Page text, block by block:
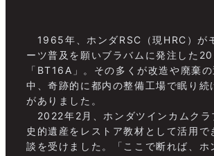
1965年、ホンダRSC（現HRC）が
ーツ普及を願いブラバムに発注した20
「BT16A」。その多くが改造や廃棄
中、奇跡的に都内の整備工場で眠り続
がありました。
2022年2月、ホンダツインカムクラ
史的遺産をレストア教材として活用で
談を受けました。「ここで断れば、ホ